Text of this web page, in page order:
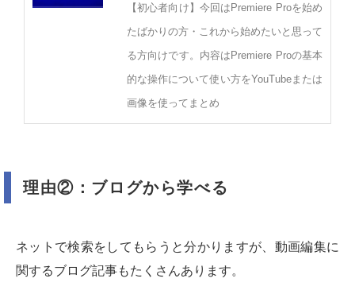
【初心者向け】今回はPremiere Proを始め
たばかりの方・これから始めたいと思って
る方向けです。内容はPremiere Proの基本
的な操作について使い方をYouTubeまたは
画像を使ってまとめ
理由②：ブログから学べる
ネットで検索をしてもらうと分かりますが、動画編集に
関するブログ記事もたくさんあります。